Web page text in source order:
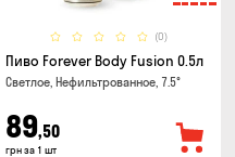
(0)
Пиво Forever Body Fusion 0.5л
Светлое, Нефильтрованное, 7.5°
89,50
грн за 1 шт